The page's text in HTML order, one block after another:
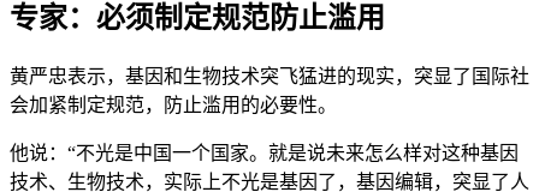
专家：必须制定规范防止滥用
黄严忠表示，基因和生物技术突飞猛进的现实，突显了国际社
会加紧制定规范，防止滥用的必要性。
他说：“不光是中国一个国家。就是说未来怎么样对这种基因
技术、生物技术，实际上不光是基因了，基因编辑，突显了人